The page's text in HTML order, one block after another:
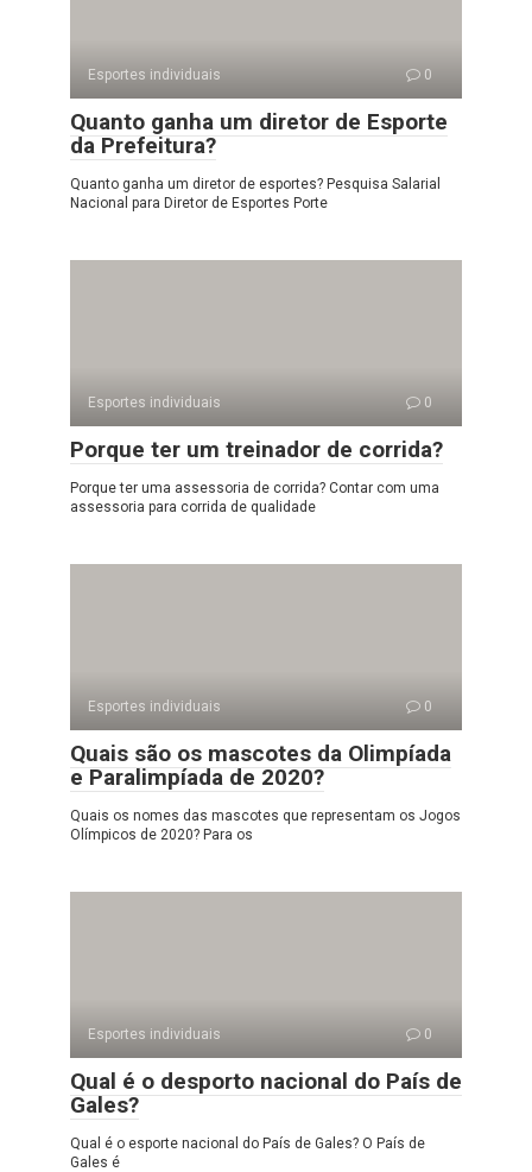
Esportes individuais 0
Quanto ganha um diretor de Esporte
da Prefeitura?
Quanto ganha um diretor de esportes? Pesquisa Salarial
Nacional para Diretor de Esportes Porte
Esportes individuais 0
Porque ter um treinador de corrida?
Porque ter uma assessoria de corrida? Contar com uma
assessoria para corrida de qualidade
Esportes individuais 0
Quais são os mascotes da Olimpíada
e Paralimpíada de 2020?
Quais os nomes das mascotes que representam os Jogos
Olímpicos de 2020? Para os
Esportes individuais 0
Qual é o desporto nacional do País de
Gales?
Qual é o esporte nacional do País de Gales? O País de
Gales é